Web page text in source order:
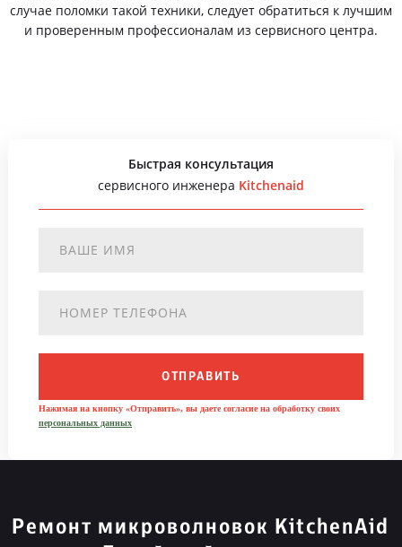
случае поломки такой техники, следует обратиться к лучшим
и проверенным профессионалам из сервисного центра.
Быстрая консультация
сервисного инженера Kitchenaid
ОТПРАВИТЬ
Нажимая на кнопку «Отправить», вы даете согласие на обработку своих
персональных данных
Ремонт микроволновок KitchenAid